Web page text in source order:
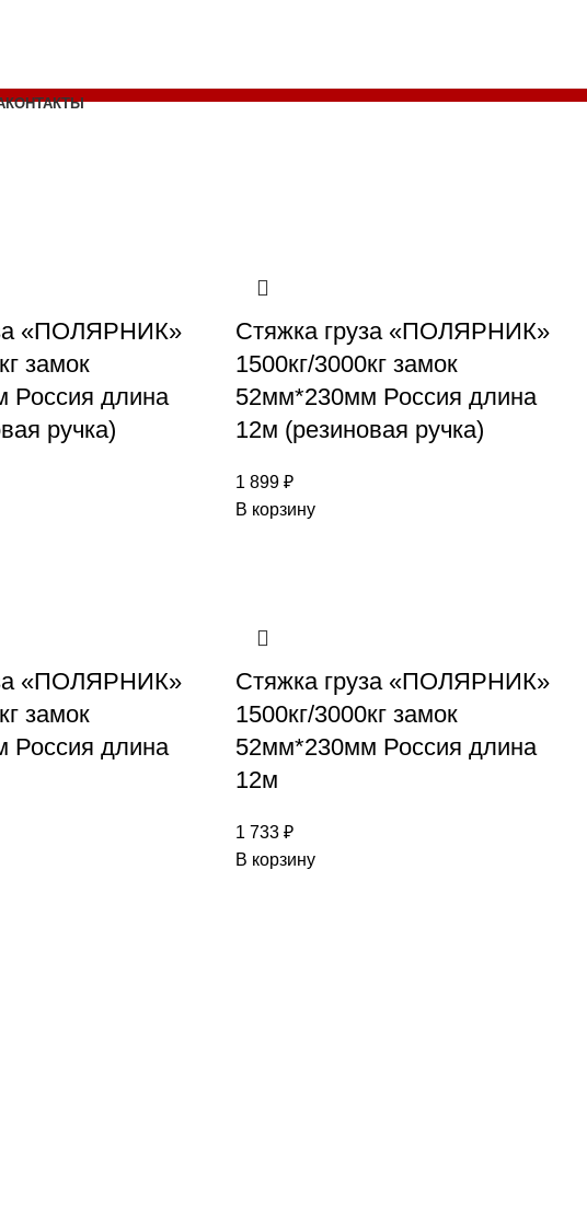
КОНТАКТЫ
«ПОЛЯРНИК»
замок
Россия длина
ручка)
Стяжка груза «ПОЛЯРНИК»
1500кг/3000кг замок
52мм*230мм Россия длина
12м (резиновая ручка)
1 899 ₽
В корзину
«ПОЛЯРНИК»
замок
Россия длина
Стяжка груза «ПОЛЯРНИК»
1500кг/3000кг замок
52мм*230мм Россия длина
12м
1 733 ₽
В корзину